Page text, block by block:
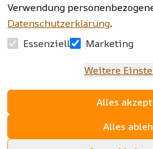
Verwendung
Datenschutzerklärung.
Essenziell
Marketing
Weitere
Alles
Alles